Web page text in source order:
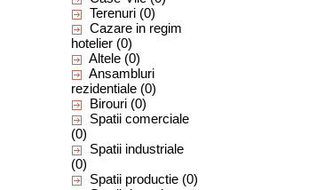
Terenuri(0)
Cazare in regim
hotelier(0)
Altele(0)
Ansambluri
rezidentiale(0)
Birouri(0)
Spatii comerciale
(0)
Spatii industriale
(0)
Spatii productie(0)